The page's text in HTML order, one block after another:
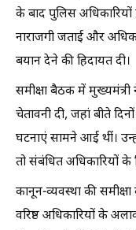
के बाद पुलिस अधिकारियों
नाराजगी जताई और
बयान देने की हिदायत दी।
समीक्षा बैठक में
चेतावनी दी, जहां बीते
घटनाएं सामने आई थीं।
तो संबंधित अधिकारियों के
कानून-व्यवस्था की
वरिष्ठ अधिकारियों के